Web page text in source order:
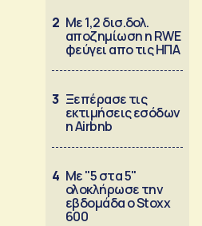
2 Με 1,2 δισ.δολ.
αποζημίωση η RWE
φεύγει απο τις ΗΠΑ
3 Ξεπέρασε τις
εκτιμήσεις εσόδων
η Airbnb
4 Με "5 στα 5"
ολοκλήρωσε την
εβδομάδα ο Stoxx
600